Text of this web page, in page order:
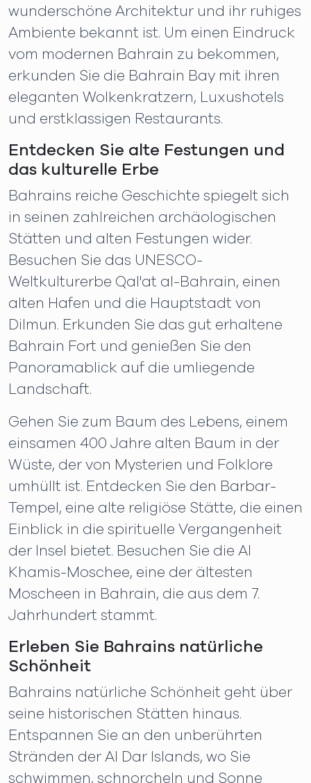
wunderschöne Architektur und ihr ruhiges
Ambiente bekannt ist. Um einen Eindruck
vom modernen Bahrain zu bekommen,
erkunden Sie die Bahrain Bay mit ihren
eleganten Wolkenkratzern, Luxushotels
und erstklassigen Restaurants.
Entdecken Sie alte Festungen und
das kulturelle Erbe
Bahrains reiche Geschichte spiegelt sich
in seinen zahlreichen archäologischen
Stätten und alten Festungen wider.
Besuchen Sie das UNESCO-
Weltkulturerbe Qal'at al-Bahrain, einen
alten Hafen und die Hauptstadt von
Dilmun. Erkunden Sie das gut erhaltene
Bahrain Fort und genießen Sie den
Panoramablick auf die umliegende
Landschaft.
Gehen Sie zum Baum des Lebens, einem
einsamen 400 Jahre alten Baum in der
Wüste, der von Mysterien und Folklore
umhüllt ist. Entdecken Sie den Barbar-
Tempel, eine alte religiöse Stätte, die einen
Einblick in die spirituelle Vergangenheit
der Insel bietet. Besuchen Sie die Al
Khamis-Moschee, eine der ältesten
Moscheen in Bahrain, die aus dem 7.
Jahrhundert stammt.
Erleben Sie Bahrains natürliche
Schönheit
Bahrains natürliche Schönheit geht über
seine historischen Stätten hinaus.
Entspannen Sie an den unberührten
Stränden der Al Dar Islands, wo Sie
schwimmen, schnorcheln und Sonne